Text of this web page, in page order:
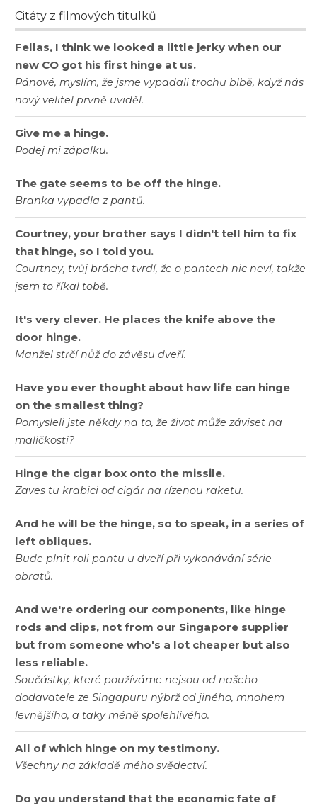
Citáty z filmových titulků
Fellas, I think we looked a little jerky when our
new CO got his first hinge at us.
Pánové, myslím, že jsme vypadali trochu blbě, když nás
nový velitel prvně uviděl.
Give me a hinge.
Podej mi zápalku.
The gate seems to be off the hinge.
Branka vypadla z pantů.
Courtney, your brother says I didn't tell him to fix
that hinge, so I told you.
Courtney, tvůj brácha tvrdí, že o pantech nic neví, takže
jsem to říkal tobě.
It's very clever. He places the knife above the
door hinge.
Manžel strčí nůž do závěsu dveří.
Have you ever thought about how life can hinge
on the smallest thing?
Pomysleli jste někdy na to, že život může záviset na
maličkosti?
Hinge the cigar box onto the missile.
Zaves tu krabici od cigár na rízenou raketu.
And he will be the hinge, so to speak, in a series of
left obliques.
Bude plnit roli pantu u dveří při vykonávání série
obratů.
And we're ordering our components, like hinge
rods and clips, not from our Singapore supplier
but from someone who's a lot cheaper but also
less reliable.
Součástky, které používáme nejsou od našeho
dodavatele ze Singapuru nýbrž od jiného, mnohem
levnějšího, a taky méně spolehlivého.
All of which hinge on my testimony.
Všechny na základě mého svědectví.
Do you understand that the economic fate of